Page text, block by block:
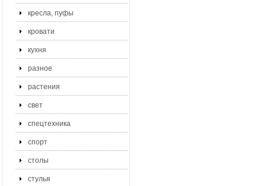
кресла, пуфы
кровати
кухня
разное
растения
свет
спецтехника
спорт
столы
стулья